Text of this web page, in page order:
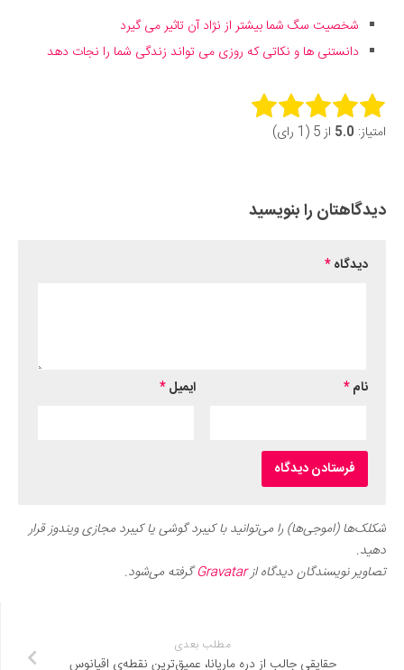
شخصیت سگ شما بیشتر از نژاد آن تاثیر می گیرد
دانستنی ها و نکاتی که روزی می تواند زندگی شما را نجات دهد
Rate this item:
امتیاز: 5.0 از 5 (1 رای)
دیدگاهتان را بنویسید
دیدگاه*
نام* ایمیل*
شکلک‌ها (اموجی‌ها) را می‌توانید با کیبرد گوشی یا کیبرد مجازی ویندوز قرار
دهید.
تصاویر نویسندگان دیدگاه ازGravatarگرفته می‌شود.
مطلب بعدی
حقایقی جالب از دره ماریانا، عمیق‌ترین نقطه‌ی اقیانوس